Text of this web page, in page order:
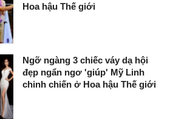
Hoa hậu Thế giới
Ngỡ ngàng 3 chiếc váy dạ hội
đẹp ngẩn ngơ 'giúp' Mỹ Linh
chinh chiến ở Hoa hậu Thế giới